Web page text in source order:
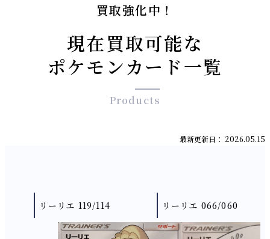
買取強化中！
現在買取可能な
ポケモンカード一覧
Products
最新更新日： 2026.05.15
リーリエ 119/114 リーリエ 066/060